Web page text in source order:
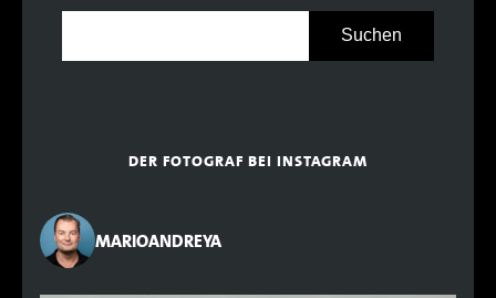
DER FOTOGRAF BEI INSTAGRAM
MARIOANDREYA